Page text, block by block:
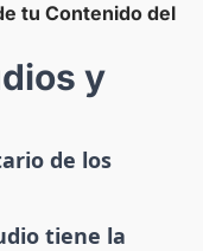
tu Contenido del
y
de los
tiene la